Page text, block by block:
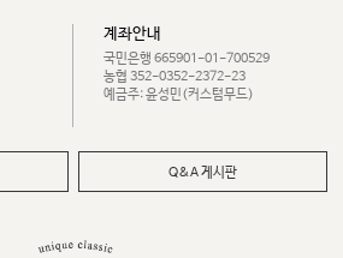
계좌안내
국민은행 665901-01-700529
농협 352-0352-2372-23
예금주: 윤성민(커스텀무드)
Q&A 게시판